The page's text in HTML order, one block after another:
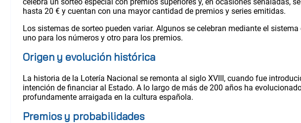
hasta 20 € y cuentan con una mayor cantidad de premios y series emitidas.
Los sistemas de sorteo pueden variar. Algunos se celebran mediante el
uno para los números y otro para los premios.
Origen y evolución histórica
La historia de la Lotería Nacional se remonta al siglo XVIII, cuando fue
intención de financiar al Estado. A lo largo de más de 200 años ha
profundamente arraigada en la cultura española.
Premios y probabilidades